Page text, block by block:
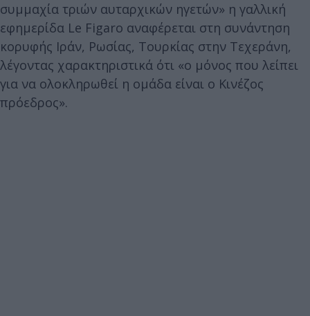
συμμαχία τριών αυταρχικών ηγετών» η γαλλική
εφημερίδα Le Figaro αναφέρεται στη συνάντηση
κορυφής Ιράν, Ρωσίας, Τουρκίας στην Τεχεράνη,
λέγοντας χαρακτηριστικά ότι «ο μόνος που λείπει
για να ολοκληρωθεί η ομάδα είναι ο Κινέζος
πρόεδρος».